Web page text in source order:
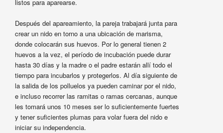
listos para aparearse.
Después del apareamiento, la pareja trabajará junta para
crear un nido en torno a una ubicación de marisma,
donde colocarán sus huevos. Por lo general tienen 2
huevos a la vez, el período de incubación puede durar
hasta 30 días y la madre o el padre estarán allí todo el
tiempo para incubarlos y protegerlos. Al día siguiente de
la salida de los polluelos ya pueden caminar por el nido,
e incluso recorrer las ramitas o ramas cercanas, aunque
les tomará unos 10 meses ser lo suficientemente fuertes
y tener suficientes plumas para volar fuera del nido e
iniciar su independencia.